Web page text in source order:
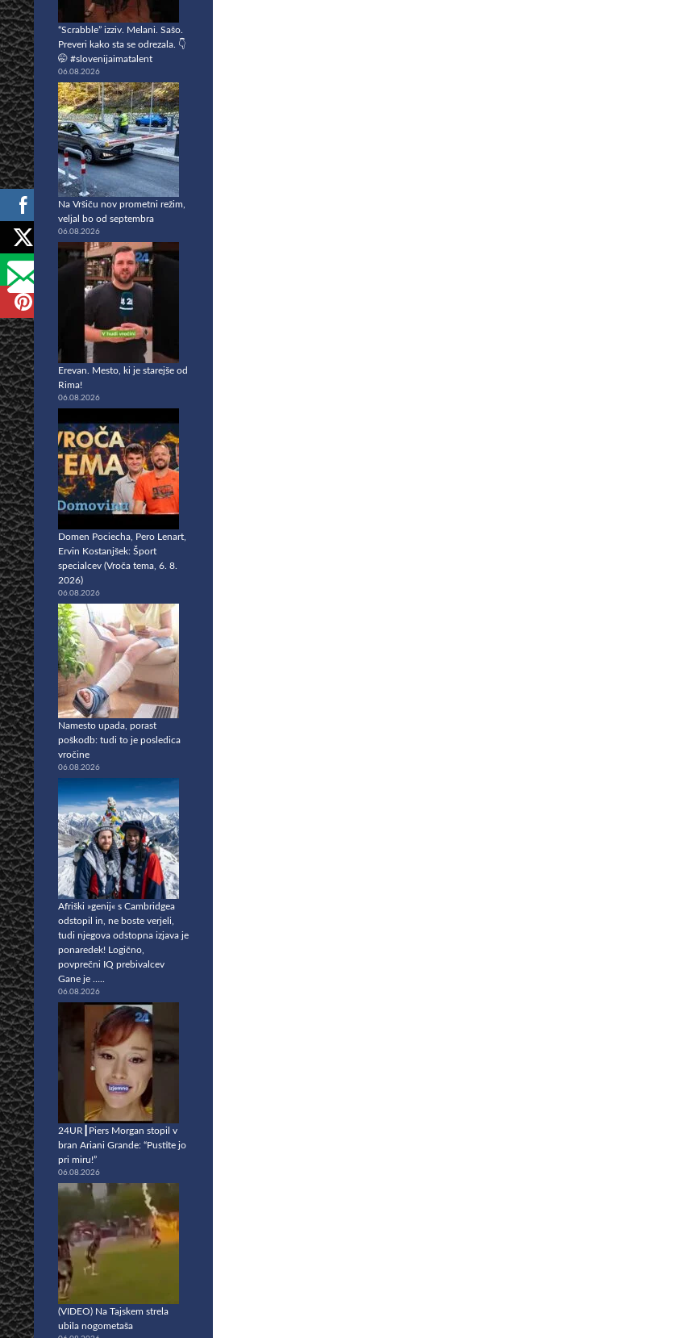
“Scrabble” izziv. Melani. Sašo.
Preveri kako sta se odrezala. 👇
🤭 #slovenijaimatalent
06.08.2026
Na Vršiču nov prometni režim,
veljal bo od septembra
06.08.2026
Erevan. Mesto, ki je starejše od
Rima!
06.08.2026
Domen Pociecha, Pero Lenart,
Ervin Kostanjšek: Šport
specialcev (Vroča tema, 6. 8.
2026)
06.08.2026
Namesto upada, porast
poškodb: tudi to je posledica
vročine
06.08.2026
Afriški »genij« s Cambridgea
odstopil in, ne boste verjeli,
tudi njegova odstopna izjava je
ponaredek! Logično,
povprečni IQ prebivalcev
Gane je …..
06.08.2026
24UR┃Piers Morgan stopil v
bran Ariani Grande: “Pustite jo
pri miru!”
06.08.2026
(VIDEO) Na Tajskem strela
ubila nogometaša